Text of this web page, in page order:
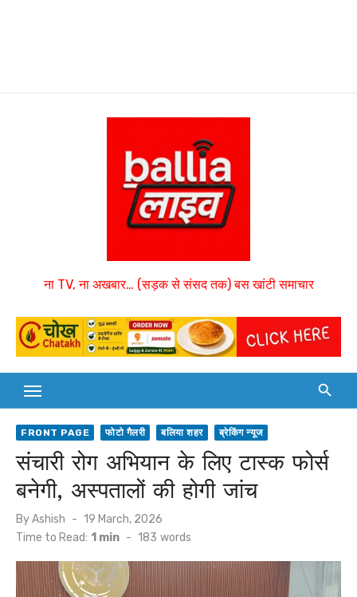
ना TV, ना अखबार… (सड़क से संसद तक) बस खांटी समाचार
FRONT PAGE फोटो गैलरी बलिया शहर ब्रेकिंग न्यूज
संचारी रोग अभियान के लिए टास्क फोर्स
बनेगी, अस्पतालों की होगी जांच
ByAshish
Posted
on
19 March, 2026
Time to Read: 1 min - 183 words